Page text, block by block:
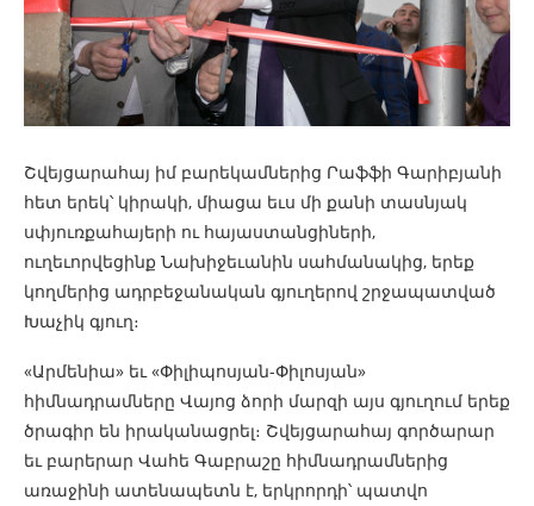
Շվեյցարահայ իմ բարեկամներից Րաֆֆի Գարիբյանի
հետ երեկ՝ կիրակի, միացա եւս մի քանի տասնյակ
սփյուռքահայերի ու հայաստանցիների,
ուղեւորվեցինք Նախիջեւանին սահմանակից, երեք
կողմերից ադրբեջանական գյուղերով շրջապատված
Խաչիկ գյուղ։
«Արմենիա» եւ «Փիլիպոսյան-Փիլոսյան»
հիմնադրամները Վայոց ձորի մարզի այս գյուղում երեք
ծրագիր են իրականացրել։ Շվեյցարահայ գործարար
եւ բարերար Վահե Գաբրաշը հիմնադրամներից
առաջինի ատենապետն է, երկրորդի՝ պատվո